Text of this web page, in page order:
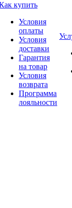
купить
Условия
оплаты
Условия
доставки
Гарантия
на товар
Условия
возврата
Программа
лояльности